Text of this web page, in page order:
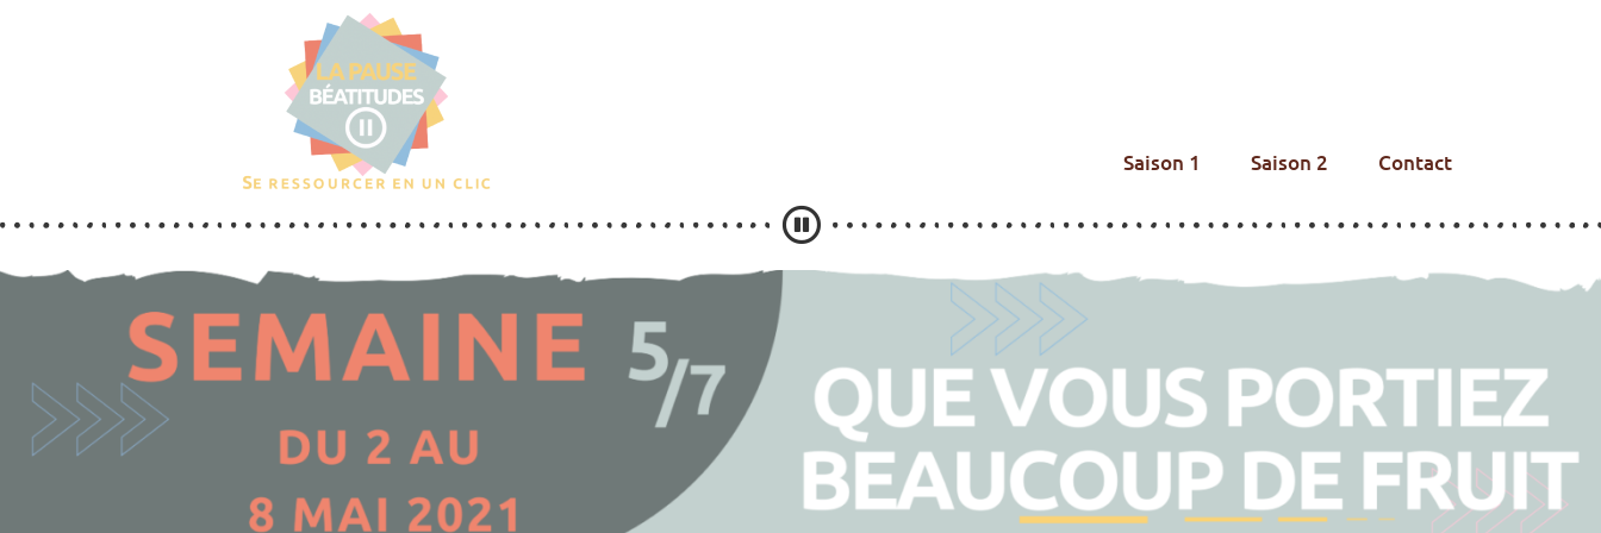
Saison 1 Saison 2 Contact